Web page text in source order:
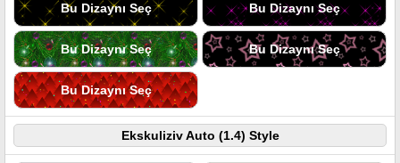
Bu Dizaynı Seç Bu Dizaynı Seç
Bu Dizaynı Seç Bu Dizaynı Seç
Bu Dizaynı Seç
Ekskuliziv Auto (1.4) Style